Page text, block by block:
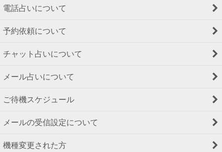
電話占いについて
予約依頼について
チャット占いについて
メール占いについて
ご待機スケジュール
メールの受信設定について
機種変更された方